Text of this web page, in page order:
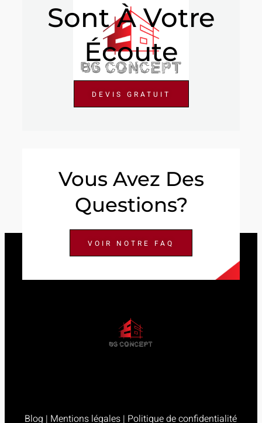
Sont À Votre
Écoute
DEVIS GRATUIT
Vous Avez Des
Questions?
VOIR NOTRE FAQ
Blog | Mentions légales| Politique de confidentialité